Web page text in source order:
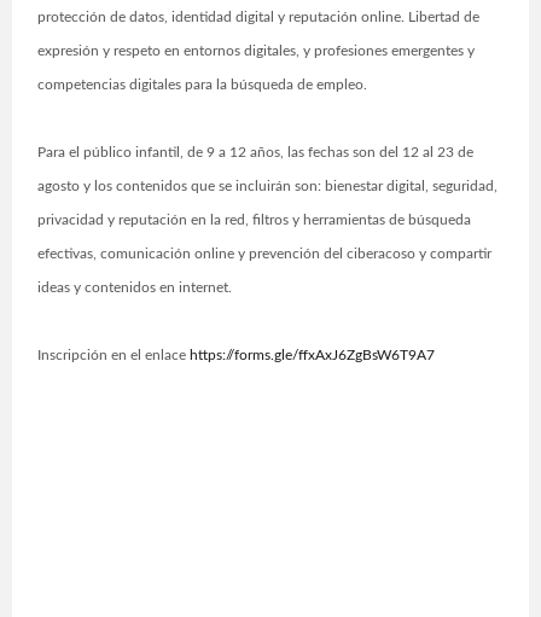
protección de datos, identidad digital y reputación online. Libertad de
expresión y respeto en entornos digitales, y profesiones emergentes y
competencias digitales para la búsqueda de empleo.
Para el público infantil, de 9 a 12 años, las fechas son del 12 al 23 de
agosto y los contenidos que se incluirán son: bienestar digital, seguridad,
privacidad y reputación en la red, filtros y herramientas de búsqueda
efectivas, comunicación online y prevención del ciberacoso y compartir
ideas y contenidos en internet.
Inscripción en el enlace https://forms.gle/ffxAxJ6ZgBsW6T9A7